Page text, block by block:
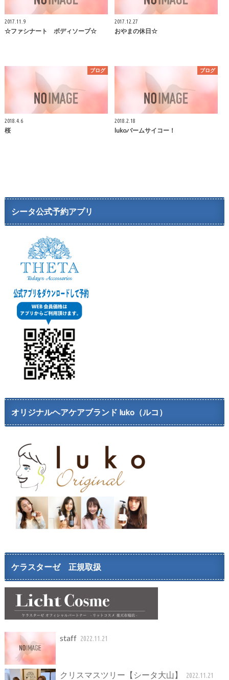
2017.11.9
☆ファシナート ボディソープ☆
2017.12.27
おやまの休日☆
ブログ
2018.4.6
桜
ブログ
2018.2.18
lukoバームサイコー！
シータ公式予約アプリ
オリジナルヘアケアブランド luko（ルコ）
ケラスターゼ 正規取扱
staff 2022.11.21
クリスマスツリー【シータ大山】 2022.11.21